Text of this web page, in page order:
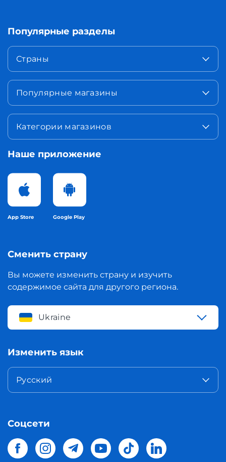
Популярные разделы
Страны
Популярные магазины
Категории магазинов
Наше приложение
App Store Google Play
Сменить страну
Вы можете изменить страну и изучить
содержимое сайта для другого региона.
Ukraine
Изменить язык
Русский
Соцсети